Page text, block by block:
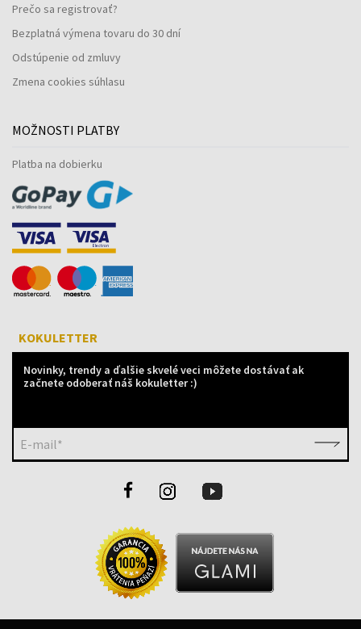
Prečo sa registrovať?
Bezplatná výmena tovaru do 30 dní
Odstúpenie od zmluvy
Zmena cookies súhlasu
MOŽNOSTI PLATBY
Platba na dobierku
KOKULETTER
Novinky, trendy a ďalšie skvelé veci môžete dostávať ak
začnete odoberať náš kokuletter :)
E-mail*